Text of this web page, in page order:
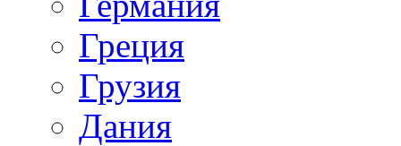
Греция
Грузия
Дания